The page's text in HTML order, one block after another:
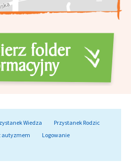
Wiedza
Przystanek Rodzic
autyzmem
Logowanie